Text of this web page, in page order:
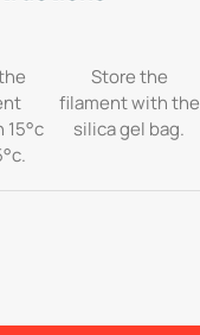
Store the
filament with the
silica gel bag.